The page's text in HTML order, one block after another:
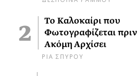
Το Καλοκαίρι που
Φωτογραφίζεται πριν
Ακόμη Αρχίσει
ΡΙΑ ΣΠΥΡΟΥ